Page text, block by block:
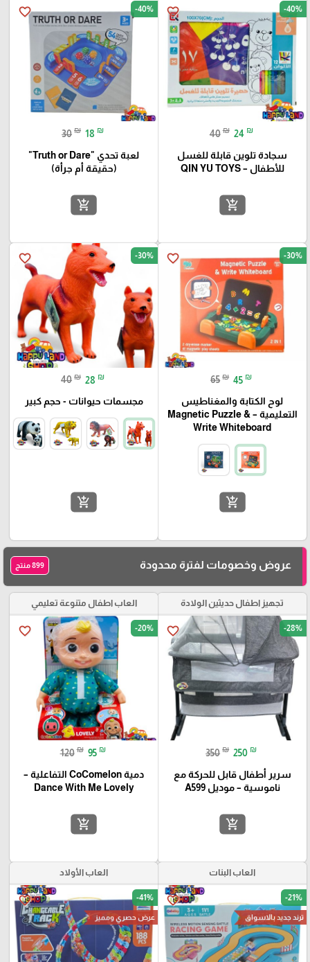
favorite_border -40%
40 ₪ 24 ₪
سجادة تلوين قابلة للغسل
للأطفال – QIN YU TOYS
add_shopping_cart
favorite_border -40%
30 ₪ 18 ₪
لعبة تحدي "Truth or Dare"
(حقيقة أم جرأة)
add_shopping_cart
favorite_border -30%
65 ₪ 45 ₪
لوح الكتابة والمغناطيس
التعليمية – Magnetic Puzzle &
Write Whiteboard
add_shopping_cart
favorite_border -30%
40 ₪ 28 ₪
مجسمات حيوانات - حجم كبير
add_shopping_cart
عروض وخصومات لفترة محدودة 899 منتج
تجهيز اطفال حديثين الولادة
favorite_border -28%
350 ₪ 250 ₪
سرير أطفال قابل للحركة مع
ناموسية – موديل A599
add_shopping_cart
العاب اطفال متنوعة تعليمي
favorite_border -20%
120 ₪ 95 ₪
دمية CoComelon التفاعلية –
Dance With Me Lovely
add_shopping_cart
العاب البنات
favorite_border -21%
ترند جديد بالاسواق
العاب الأولاد
favorite_border -41%
عرض حصري ومميز